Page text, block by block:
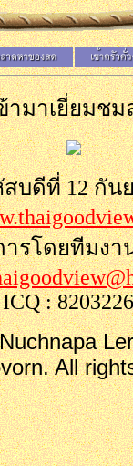
ามาเยี่ยมช
บดีที่ 12 กัน
รโดยทีมง
ICQ :
All